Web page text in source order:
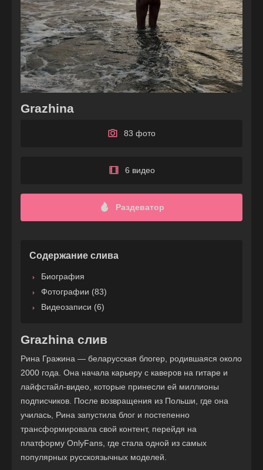
Grazhina
83 фото
6 видео
Раздеватор
Содержание слива
Биография
Фотографии (83)
Видеозаписи (6)
Grazhina слив
Рина Гражина — беларусская блогер, родившаяся около
2000 года. Она начала карьеру с каверов на гитаре и
лайфстайл-видео, которые принесли ей миллионы
подписчиков. После возвращения из Польши, где она
училась, Рина запустила блог и постепенно
трансформировала свой контент, перейдя на
платформу OnlyFans, где стала одной из самых
популярных русскоязычных моделей.